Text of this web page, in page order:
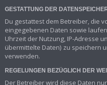
GESTATTUNG DER
Du gestattest dem Betreiber, die
eingegebenen Daten sowie
Uhrzeit der Nutzung, IP-Adresse
übermittelte Daten) zu speichern
verwenden.
REGELUNGEN BEZÜGLICH DER
Der Betreiber wird diese Daten